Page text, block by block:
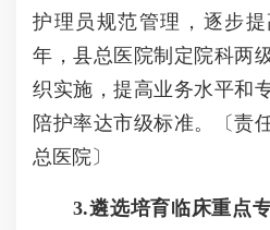
护理员规范管理，逐步提
年，县总医院制定院科两
织实施，提高业务水平和
陪护率达市级标准。〔责
总医院〕
3.遴选培育临床重点专